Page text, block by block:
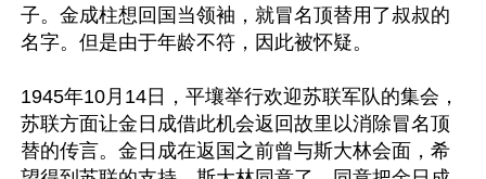
子。金成柱想回国当领袖，就冒名顶替用了叔叔的
名字。但是由于年龄不符，因此被怀疑。
1945年10月14日，平壤举行欢迎苏联军队的集会，
苏联方面让金日成借此机会返回故里以消除冒名顶
替的传言。金日成在返国之前曾与斯大林会面，希